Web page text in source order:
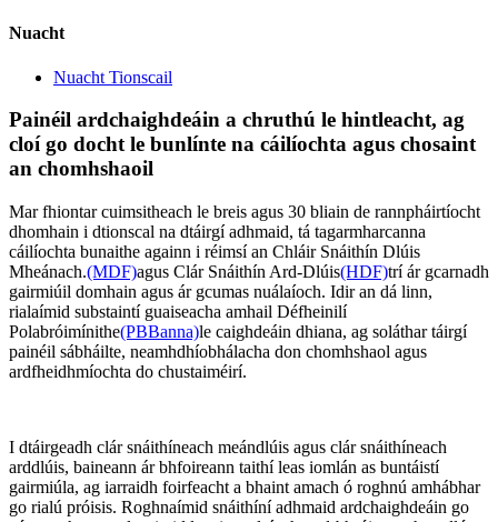
Nuacht
Nuacht Tionscail
Painéil ardchaighdeáin a chruthú le hintleacht, ag
cloí go docht le bunlínte na cáilíochta agus chosaint
an chomhshaoil
Mar fhiontar cuimsitheach le breis agus 30 bliain de rannpháirtíocht
dhomhain i dtionscal na dtáirgí adhmaid, tá tagarmharcanna
cáilíochta bunaithe againn i réimsí an Chláir Snáithín Dlúis
Mheánach.(MDF)agus Clár Snáithín Ard-Dlúis(HDF)trí ár gcarnadh
gairmiúil domhain agus ár gcumas nuálaíoch. Idir an dá linn,
rialaímid substaintí guaiseacha amhail Défheinilí
Polabróimínithe(PBBanna)le caighdeáin dhiana, ag soláthar táirgí
painéil sábháilte, neamhdhíobhálacha don chomhshaol agus
ardfheidhmíochta do chustaiméirí.
I dtáirgeadh clár snáithíneach meándlúis agus clár snáithíneach
arddlúis, baineann ár bhfoireann taithí leas iomlán as buntáistí
gairmiúla, ag iarraidh foirfeacht a bhaint amach ó roghnú amhábhar
go rialú próisis. Roghnaímid snáithíní adhmaid ardchaighdeáin go